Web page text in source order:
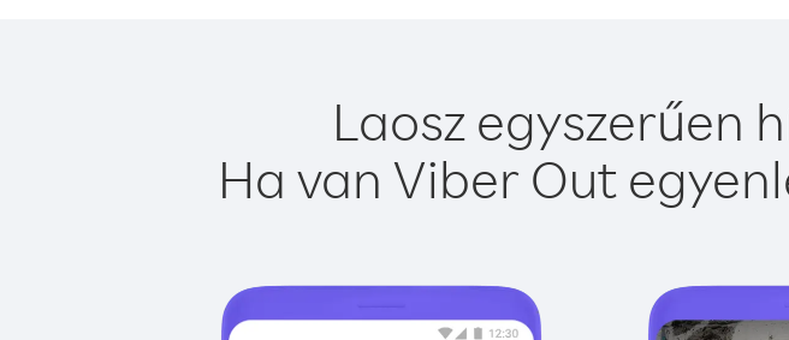
Laosz egyszerűen
Ha van Viber Out